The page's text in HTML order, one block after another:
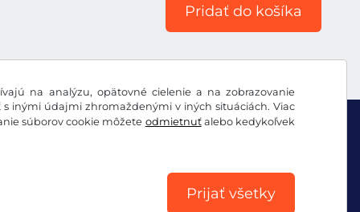
na analýzu, opätovné cielenie a na zobrazovanie
inými údajmi zhromaždenými v iných situáciách. Viac
súborov cookie môžete odmietnuťalebo kedykoľvek
Prijať všetky
Pridať do košíka